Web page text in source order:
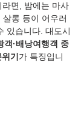
라면, 밤에는 마사
살롱 등이 어우러
있습니다. 대도시
객·배낭여행객 중
기 가 특징입니